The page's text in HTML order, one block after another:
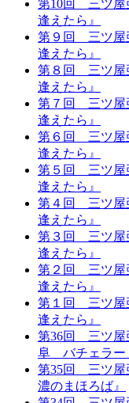
第10回 三ツ屋
逢えたら』
第９回 三ツ屋
逢えたら』
第８回 三ツ屋
逢えたら』
第７回 三ツ屋
逢えたら』
第６回 三ツ屋
逢えたら』
第５回 三ツ屋
逢えたら』
第４回 三ツ屋
逢えたら』
第３回 三ツ屋
逢えたら』
第２回 三ツ屋
逢えたら』
第１回 三ツ屋
逢えたら』
第36回 三ツ
阜 バチェラー
第35回 三ツ
濃のまほろば』